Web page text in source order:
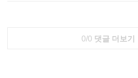
0/0 댓글 더보기